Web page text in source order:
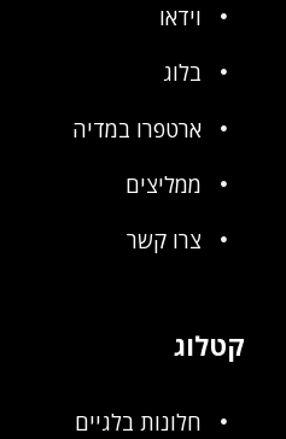
וידאו
בלוג
ארטפרו במדיה
ממליצים
צרו קשר
קטלוג
חלונות בלגיים